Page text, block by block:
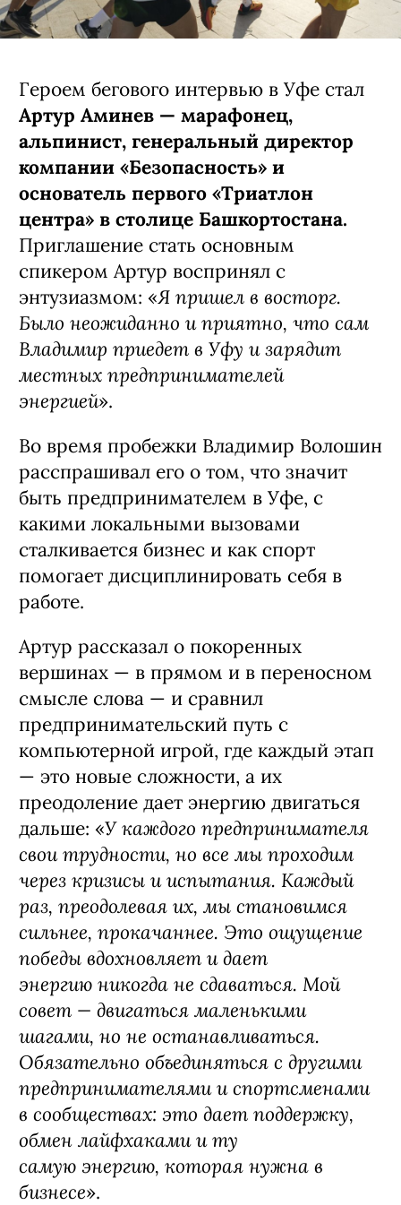
Героем бегового интервью в Уфе стал
Артур Аминев — марафонец,
альпинист, генеральный директор
компании «Безопасность» и
основатель первого «Триатлон
центра» в столице Башкортостана.
Приглашение стать основным
спикером Артур воспринял с
энтузиазмом: «Я пришел в восторг.
Было неожиданно и приятно, что сам
Владимир приедет в Уфу и зарядит
местных предпринимателей
энергией».
Во время пробежки Владимир Волошин
расспрашивал его о том, что значит
быть предпринимателем в Уфе, с
какими локальными вызовами
сталкивается бизнес и как спорт
помогает дисциплинировать себя в
работе.
Артур рассказал о покоренных
вершинах — в прямом и в переносном
смысле слова — и сравнил
предпринимательский путь с
компьютерной игрой, где каждый этап
— это новые сложности, а их
преодоление дает энергию двигаться
дальше: «У каждого предпринимателя
свои трудности, но все мы проходим
через кризисы и испытания. Каждый
раз, преодолевая их, мы становимся
сильнее, прокачаннее. Это ощущение
победы вдохновляет и дает
энергию никогда не сдаваться. Мой
совет — двигаться маленькими
шагами, но не останавливаться.
Обязательно объединяться с другими
предпринимателями и спортсменами
в сообществах: это дает поддержку,
обмен лайфхаками и ту
самую энергию, которая нужна в
бизнесе».